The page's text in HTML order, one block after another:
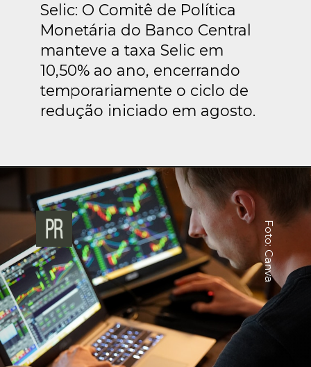
Selic: O Comitê de Política
Monetária do Banco Central
manteve a taxa Selic em
10,50% ao ano, encerrando
temporariamente o ciclo de
redução iniciado em agosto.
Foto: Canva